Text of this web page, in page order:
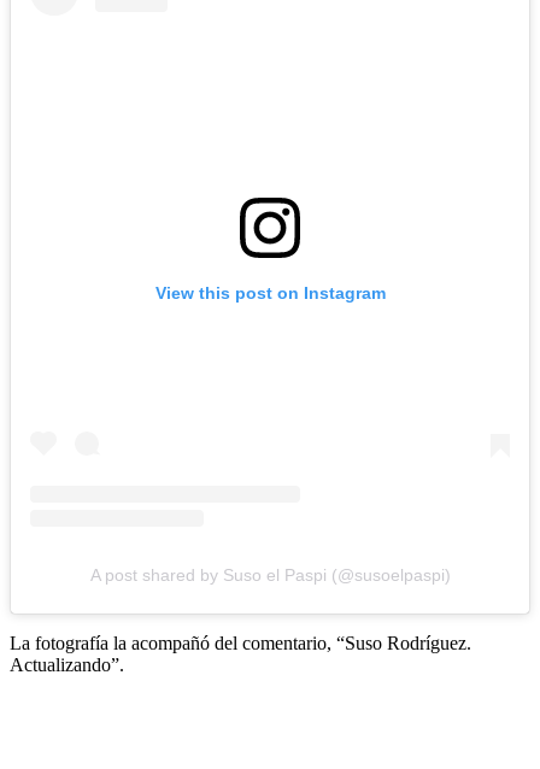
View this post on Instagram
A post shared by Suso el Paspi (@susoelpaspi)
La fotografía la acompañó del comentario, “Suso Rodríguez.
Actualizando”.